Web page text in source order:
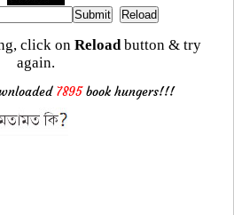
click on Reloadbutton & try
again.
7895book hungers!!!